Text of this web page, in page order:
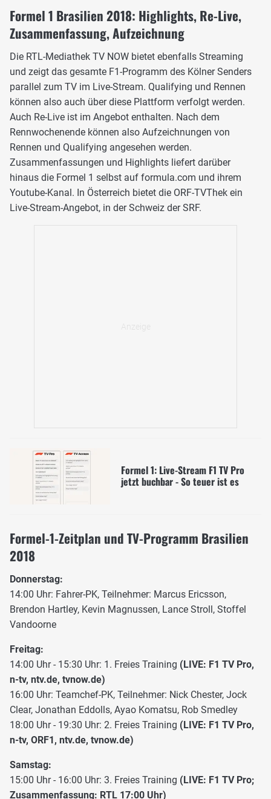
Formel 1 Brasilien 2018: Highlights, Re-Live,
Zusammenfassung, Aufzeichnung
Die RTL-Mediathek TV NOW bietet ebenfalls Streaming
und zeigt das gesamte F1-Programm des Kölner Senders
parallel zum TV im Live-Stream. Qualifying und Rennen
können also auch über diese Plattform verfolgt werden.
Auch Re-Live ist im Angebot enthalten. Nach dem
Rennwochenende können also Aufzeichnungen von
Rennen und Qualifying angesehen werden.
Zusammenfassungen und Highlights liefert darüber
hinaus die Formel 1 selbst auf formula.com und ihrem
Youtube-Kanal. In Österreich bietet die ORF-TVThek ein
Live-Stream-Angebot, in der Schweiz der SRF.
Formel 1: Live-Stream F1 TV Pro
jetzt buchbar - So teuer ist es
Formel-1-Zeitplan und TV-Programm Brasilien
2018
Donnerstag:
14:00 Uhr: Fahrer-PK, Teilnehmer: Marcus Ericsson,
Brendon Hartley, Kevin Magnussen, Lance Stroll, Stoffel
Vandoorne
Freitag:
14:00 Uhr - 15:30 Uhr: 1. Freies Training (LIVE: F1 TV Pro,
n-tv, ntv.de, tvnow.de)
16:00 Uhr: Teamchef-PK, Teilnehmer: Nick Chester, Jock
Clear, Jonathan Eddolls, Ayao Komatsu, Rob Smedley
18:00 Uhr - 19:30 Uhr: 2. Freies Training (LIVE: F1 TV Pro,
n-tv, ORF1, ntv.de, tvnow.de)
Samstag:
15:00 Uhr - 16:00 Uhr: 3. Freies Training (LIVE: F1 TV Pro;
Zusammenfassung: RTL 17:00 Uhr)